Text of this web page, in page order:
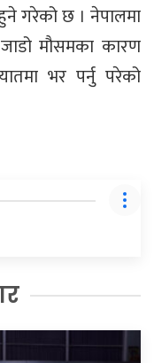
गरेको छ । नेपालमा
मौसमका कारण
भर पर्नु परेको